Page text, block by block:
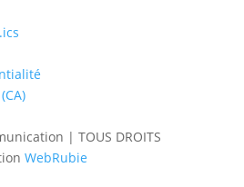
| TOUS DROITS
WebRubie